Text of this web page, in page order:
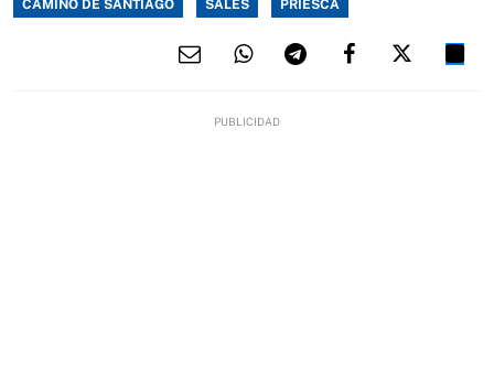
CAMINO DE SANTIAGO SALES PRIESCA